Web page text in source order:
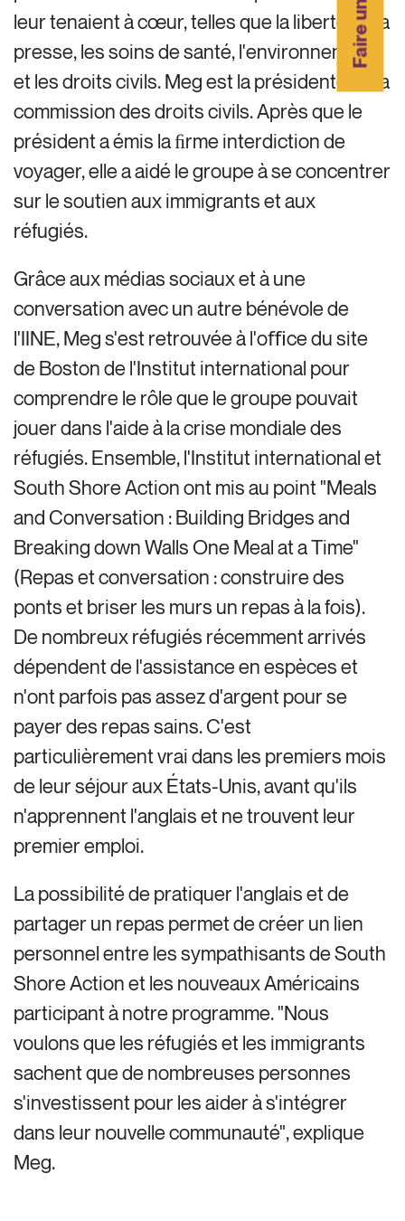
leur tenaient à cœur, telles que la liberté de la
presse, les soins de santé, l'environnement
et les droits civils. Meg est la présidente de la
commission des droits civils. Après que le
président a émis la ﬁrme interdiction de
voyager, elle a aidé le groupe à se concentrer
sur le soutien aux immigrants et aux
réfugiés.
Grâce aux médias sociaux et à une
conversation avec un autre bénévole de
l'IINE, Meg s'est retrouvée à l'oﬃce du site
de Boston de l'Institut international pour
comprendre le rôle que le groupe pouvait
jouer dans l'aide à la crise mondiale des
réfugiés. Ensemble, l'Institut international et
South Shore Action ont mis au point "Meals
and Conversation : Building Bridges and
Breaking down Walls One Meal at a Time"
(Repas et conversation : construire des
ponts et briser les murs un repas à la fois).
De nombreux réfugiés récemment arrivés
dépendent de l'assistance en espèces et
n'ont parfois pas assez d'argent pour se
payer des repas sains. C'est
particulièrement vrai dans les premiers mois
de leur séjour aux États-Unis, avant qu'ils
n'apprennent l'anglais et ne trouvent leur
premier emploi.
La possibilité de pratiquer l'anglais et de
partager un repas permet de créer un lien
personnel entre les sympathisants de South
Shore Action et les nouveaux Américains
participant à notre programme. "Nous
voulons que les réfugiés et les immigrants
sachent que de nombreuses personnes
s'investissent pour les aider à s'intégrer
dans leur nouvelle communauté", explique
Meg.